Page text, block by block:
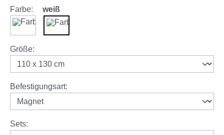
Farbe: weiß
schwarz
Größeauswählen
:
Befestigungsartauswählen
:
Setsauswählen
: